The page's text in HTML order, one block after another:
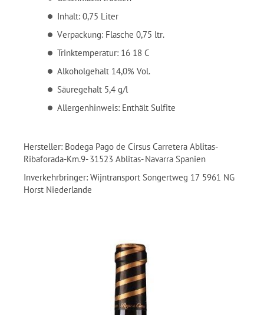
Inhalt: 0,75 Liter
Verpackung: Flasche 0,75 ltr.
Trinktemperatur: 16 18 C
Alkoholgehalt 14,0% Vol.
Säuregehalt 5,4 g/l
Allergenhinweis: Enthält Sulfite
Hersteller: Bodega Pago de Cirsus Carretera Ablitas-
Ribaforada-Km.9- 31523 Ablitas- Navarra Spanien
Inverkehrbringer: Wijntransport Songertweg 17 5961 NG
Horst Niederlande